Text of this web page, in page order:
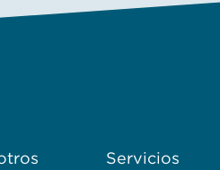
Servicios